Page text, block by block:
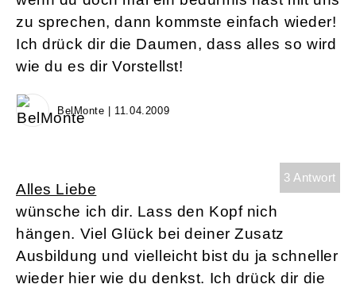
zu sprechen, dann kommste einfach wieder!
Ich drück dir die Daumen, dass alles so wird
wie du es dir Vorstellst!
BelMonte | 11.04.2009
3 Antwort
Alles Liebe
wünsche ich dir. Lass den Kopf nich
hängen. Viel Glück bei deiner Zusatz
Ausbildung und vielleicht bist du ja schneller
wieder hier wie du denkst. Ich drück dir die